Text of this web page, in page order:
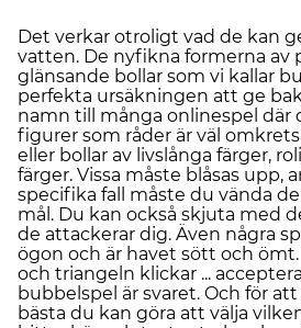
Det verkar otroligt vad de kan
vatten. De nyfikna formerna av
glänsande bollar som vi kallar
perfekta ursäkningen att ge
namn till många onlinespel där
figurer som råder är väl
eller bollar av livslånga färger,
färger. Vissa måste blåsas upp,
specifika fall måste du vända
mål. Du kan också skjuta med
de attackerar dig. Även några
ögon och är havet sött och
och triangeln klickar ...
bubbelspel är svaret. Och för
bästa du kan göra att välja